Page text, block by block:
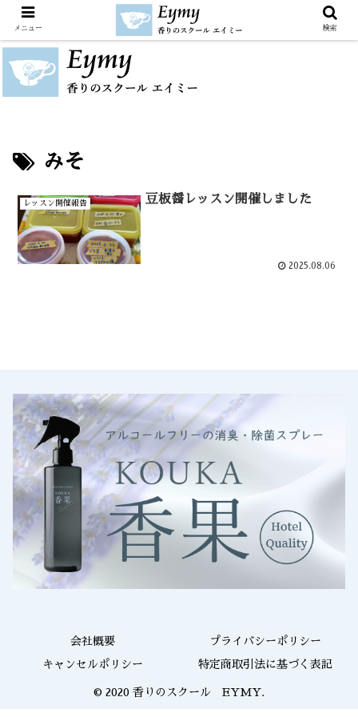
みそ
レッスン開催報告 豆板醤レッスン開催しました
2025.08.06
会社概要 プライバシーポリシー
キャンセルポリシー 特定商取引法に基づく表記
© 2020 香りのスクール EYMY.
メニュー 検索